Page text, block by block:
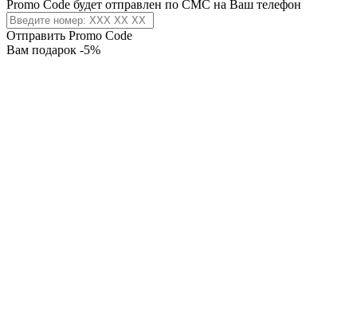
Promo Code будет отправлен по СМС на Ваш телефон
Отправить Promo Code
Вам подарок -5%